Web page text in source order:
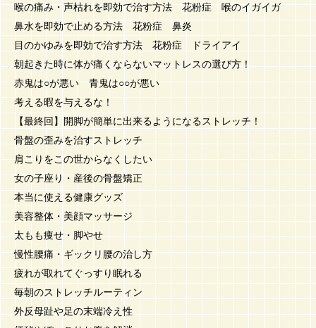
喉の痛み・声枯れを即効で治す方法 花粉症 喉のイガイガ
鼻水を即効で止める方法 花粉症 鼻炎
目のかゆみを即効で治す方法 花粉症 ドライアイ
朝起きた時に体が痛くならないマットレスの選び方！
赤鬼は○が悪い 青鬼は○○が悪い
考える暇を与えるな！
【最終回】開脚が簡単に出来るようになるストレッチ！
骨盤の歪みを治すストレッチ
肩こりをこの世からなくしたい
女の子座り・産後の骨盤矯正
本当に使える健康グッズ
美容整体・美顔マッサージ
太もも痩せ・脚やせ
慢性腰痛・ギックリ腰の治し方
疲れが取れてぐっすり眠れる
毎朝のストレッチルーティン
外反母趾や足の末端冷え性